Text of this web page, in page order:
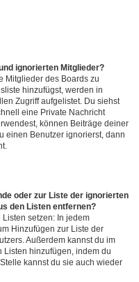
ignorierten Mitglieder?
Mitglieder des Boards zu
hinzufügst, werden in
Zugriff aufgelistet. Du siehst
eine Private Nachricht
können Beiträge deiner
einen Benutzer ignorierst, dann
oder zur Liste der ignorierten
den Listen entfernen?
setzen: In jedem
Hinzufügen zur Liste der
Außerdem kannst du im
Listen hinzufügen, indem du
kannst du sie auch wieder